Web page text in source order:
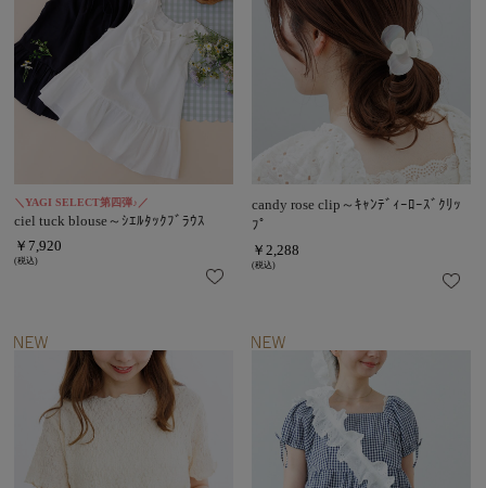
＼YAGI SELECT第四弾♪／
ciel tuck blouse～ｼｴﾙﾀｯｸﾌﾞﾗｳｽ
￥7,920
(税込)
candy rose clip～ｷｬﾝﾃﾞｨｰﾛｰｽﾞｸﾘｯ
ﾌﾟ
￥2,288
(税込)